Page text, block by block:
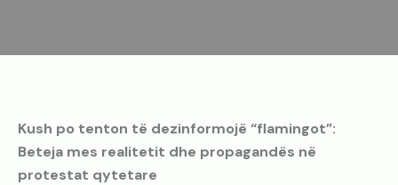
Kush po tenton të dezinformojë “flamingot”:
Beteja mes realitetit dhe propagandës në
protestat qytetare